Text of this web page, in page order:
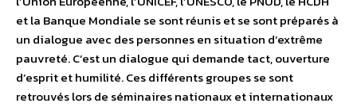
et la Banque Mondiale se sont réunis et se sont préparés à
un dialogue avec des personnes en situation d’extrême
pauvreté. C’est un dialogue qui demande tact, ouverture
d’esprit et humilité. Ces différents groupes se sont
retrouvés lors de séminaires nationaux et internationaux